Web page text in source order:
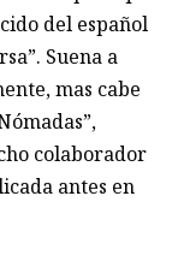
del español
Suena a
mas cabe
colaborador
antes en